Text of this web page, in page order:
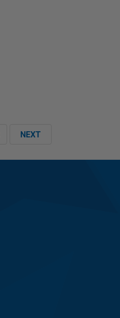
NEXT